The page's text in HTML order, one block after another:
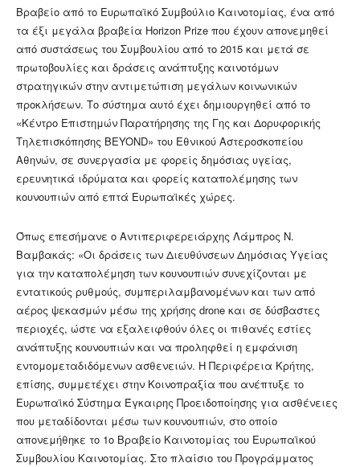
Βραβείο από το Ευρωπαϊκό Συμβούλιο Καινοτομίας, ένα από
τα έξι μεγάλα βραβεία Horizon Prize που έχουν απονεμηθεί
από συστάσεως του Συμβουλίου από το 2015 και μετά σε
πρωτοβουλίες και δράσεις ανάπτυξης καινοτόμων
στρατηγικών στην αντιμετώπιση μεγάλων κοινωνικών
προκλήσεων. Το σύστημα αυτό έχει δημιουργηθεί από το
«Κέντρο Επιστημών Παρατήρησης της Γης και Δορυφορικής
Τηλεπισκόπησης BEYOND» του Εθνικού Αστεροσκοπείου
Αθηνών, σε συνεργασία με φορείς δημόσιας υγείας,
ερευνητικά ιδρύματα και φορείς καταπολέμησης των
κουνουπιών από επτά Ευρωπαϊκές χώρες.
Όπως επεσήμανε ο Αντιπεριφερειάρχης Λάμπρος Ν.
Βαμβακάς: «Οι δράσεις των Διευθύνσεων Δημόσιας Υγείας
για την καταπολέμηση των κουνουπιών συνεχίζονται με
εντατικούς ρυθμούς, συμπεριλαμβανομένων και των από
αέρος ψεκασμών μέσω της χρήσης drone και σε δύσβαστες
περιοχές, ώστε να εξαλειφθούν όλες οι πιθανές εστίες
ανάπτυξης κουνουπιών και να προληφθεί η εμφάνιση
εντομομεταδιδόμενων ασθενειών. Η Περιφέρεια Κρήτης,
επίσης, συμμετέχει στην Κοινοπραξία που ανέπτυξε το
Ευρωπαϊκό Σύστημα Έγκαιρης Προειδοποίησης για ασθένειες
που μεταδίδονται μέσω των κουνουπιών, στο οποίο
απονεμήθηκε το 1ο Βραβείο Καινοτομίας του Ευρωπαϊκού
Συμβουλίου Καινοτομίας. Στο πλαίσιο του Προγράμματος